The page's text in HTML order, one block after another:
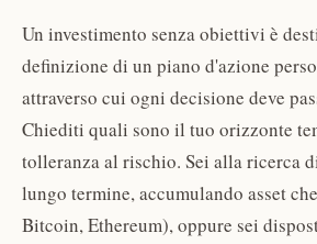
Un investimento senza obiettivi è
definizione di un piano d'azione
attraverso cui ogni decisione deve
Chiediti quali sono il tuo orizzonte
tolleranza al rischio. Sei alla ricerca
lungo termine, accumulando asset
Bitcoin, Ethereum), oppure sei